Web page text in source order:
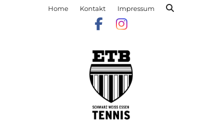
Home Kontakt Impressum